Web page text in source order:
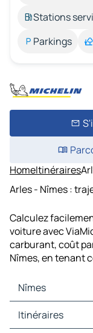
Stations
Parkings
HomeItinéraires
Arles - Nîmes :
Calculez
voiture avec
carburant, coût
Nîmes, en tenant
Nîmes
Nîmes Cartes et
Nîmes Trafic
Itinéraires